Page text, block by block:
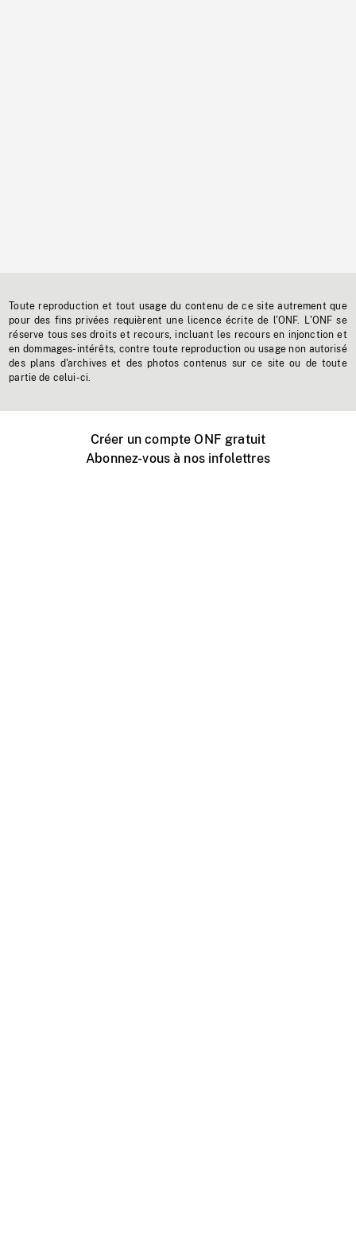
Toute reproduction et tout usage du contenu de ce site autrement que
pour des fins privées requièrent une licence écrite de l'ONF. L'ONF se
réserve tous ses droits et recours, incluant les recours en injonction et
en dommages-intérêts, contre toute reproduction ou usage non autorisé
des plans d'archives et des photos contenus sur ce site ou de toute
partie de celui-ci.
Créer un compte ONF gratuit
Abonnez-vous à nos infolettres